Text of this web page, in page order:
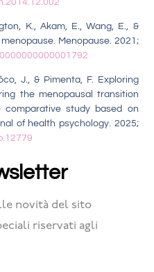
K., Akam, E., Wang, E., &
Menopause. 2021;
J., & Pimenta, F. Exploring
the menopausal transition
comparative study based on
of health psychology. 2025;
novità del sito
riservati agli